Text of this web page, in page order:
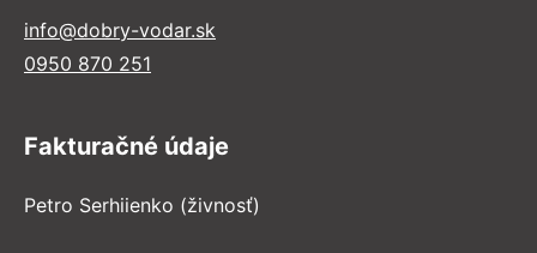
info@dobry-vodar.sk
0950 870 251
Fakturačné údaje
Petro Serhiienko (živnosť)